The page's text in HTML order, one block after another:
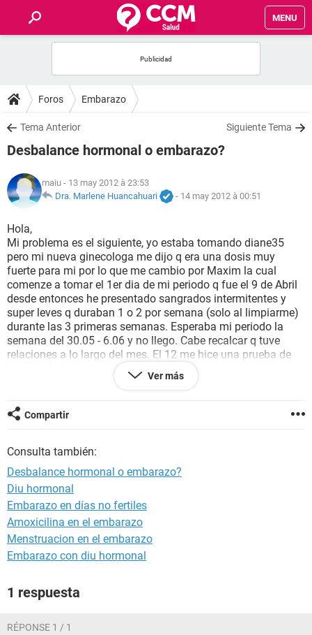
MENU
FORUMS
SALUD
NUTRICIÓN
BIENESTAR
SEXUALIDAD
GLOSARIO
Foros Embarazo
Tema Anterior Siguiente Tema
Desbalance hormonal o embarazo?
maiu - 13 may 2012 à 23:53
Dra. Marlene Huancahuari
- 14 may 2012 à 00:51
Hola,
Mi problema es el siguiente, yo estaba tomando diane35
pero mi nueva ginecologa me dijo q era una dosis muy
fuerte para mi por lo que me cambio por Maxim la cual
comenze a tomar el 1er dia de mi periodo q fue el 9 de Abril
desde entonces he presentado sangrados intermitentes y
super leves q duraban 1 o 2 por semana (solo al limpiarme)
durante las 3 primeras semanas. Esperaba mi periodo la
semana del 30.05 - 6.06 y no llego. Cabe recalcar q tuve
relaciones a lo largo del mes. El 12 me hice una prueba de
embarazo y salio negativa pero sigo sin mi periodo. Siento
como dolores premestruales super fuertes por primera vez
periodo. Que hago tengo cita con mi ginecologa pero en
junio. Ayuda
Ver más
Compartir
Consulta también:
Desbalance hormonal o embarazo?
Diu hormonal
Embarazo en días no fertiles
Amoxicilina en el embarazo
Menstruacion en el embarazo
Embarazo con diu hormonal
1 respuesta
RÉPONSE 1 / 1